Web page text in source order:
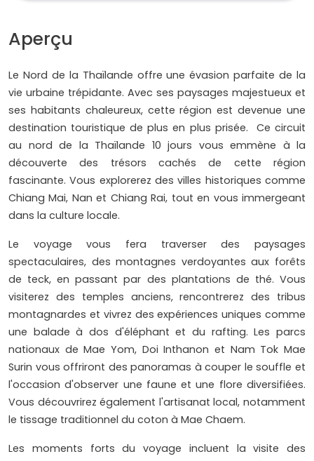
Aperçu
Le Nord de la Thaïlande offre une évasion parfaite de la
vie urbaine trépidante. Avec ses paysages majestueux et
ses habitants chaleureux, cette région est devenue une
destination touristique de plus en plus prisée. Ce circuit
au nord de la Thaïlande 10 jours vous emmène à la
découverte des trésors cachés de cette région
fascinante. Vous explorerez des villes historiques comme
Chiang Mai, Nan et Chiang Rai, tout en vous immergeant
dans la culture locale.
Le voyage vous fera traverser des paysages
spectaculaires, des montagnes verdoyantes aux forêts
de teck, en passant par des plantations de thé. Vous
visiterez des temples anciens, rencontrerez des tribus
montagnardes et vivrez des expériences uniques comme
une balade à dos d'éléphant et du rafting. Les parcs
nationaux de Mae Yom, Doi Inthanon et Nam Tok Mae
Surin vous offriront des panoramas à couper le souffle et
l'occasion d'observer une faune et une flore diversifiées.
Vous découvrirez également l'artisanat local, notamment
le tissage traditionnel du coton à Mae Chaem.
Les moments forts du voyage incluent la visite des